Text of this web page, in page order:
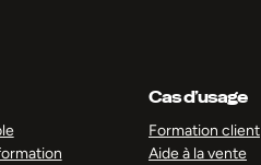
Cas d’usage
Formation client
Aide à la vente